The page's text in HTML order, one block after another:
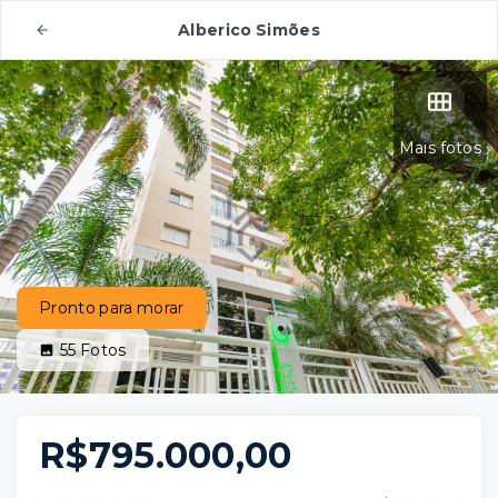
Alberico Simões
Mais fotos
Pronto para morar
55Fotos
R$795.000,00